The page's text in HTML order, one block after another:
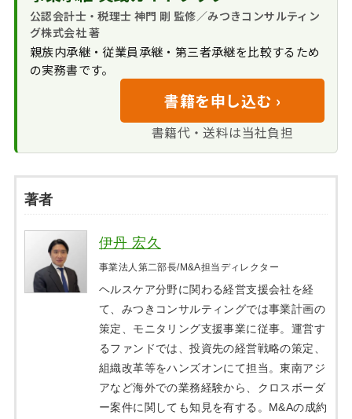
公認会計士・税理士 神門 剛 監修／みつきコンサルティン
グ株式会社 著
親族内承継・従業員承継・第三者承継を比較するため
の実務書です。
書籍を申し込む ›
書籍代・送料は当社負担
著者
伊丹 宏久
事業法人第二部長/M&A担当ディレクター
ヘルスケア分野に関わる経営支援会社を経
て、みつきコンサルティングでは事業計画の
策定、モニタリング支援事業に従事。運営す
るファンドでは、投資先の経営戦略の策定、
組織改革等をハンズオンにて担当。東南アジ
アなど海外での業務経験から、クロスボーダ
ー案件に関しても知見を有する。M&Aの成約